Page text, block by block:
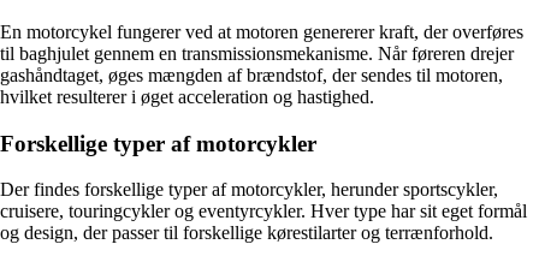
En motorcykel fungerer ved at motoren genererer kraft, der overføres
til baghjulet gennem en transmissionsmekanisme. Når føreren drejer
gashåndtaget, øges mængden af brændstof, der sendes til motoren,
hvilket resulterer i øget acceleration og hastighed.
Forskellige typer af motorcykler
Der findes forskellige typer af motorcykler, herunder sportscykler,
cruisere, touringcykler og eventyrcykler. Hver type har sit eget formål
og design, der passer til forskellige kørestilarter og terrænforhold.